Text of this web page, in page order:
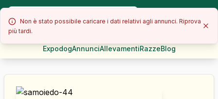
Non è stato possibile caricare i dati relativi agli annunci. Riprova
più tardi.
ExpodogAnnunciAllevamentiRazzeBlog